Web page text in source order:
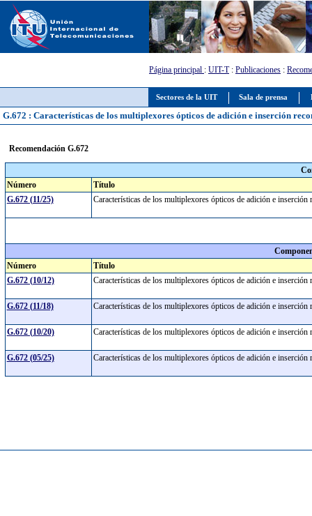
Sectores de la UIT Sala de prensa
Página principal : UIT-T: Publicaciones :
G.672 : Características de los multiplexores ópticos de adición e inserción
Recomendación G.672
Número
Título
G.672 (11/25)
Características de los multiplexores ópticos de adición e
Número
Título
G.672 (10/12)
Características de los multiplexores ópticos de adición e
G.672 (11/18) Características de los multiplexores ópticos de adición e
G.672 (10/20) Características de los multiplexores ópticos de adición e
G.672 (05/25) Características de los multiplexores ópticos de adición e